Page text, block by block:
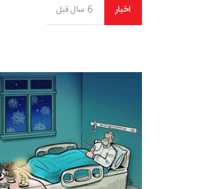
اخبار 6 سال قبل